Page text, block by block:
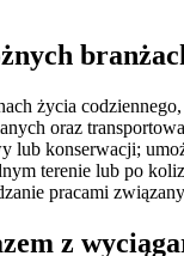
życia
oraz
lub konserwacji;
terenie lub po
pracami
z